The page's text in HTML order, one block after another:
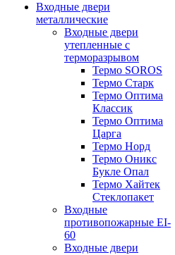
Входные двери
металлические
Входные двери
утепленные с
терморазрывом
Термо SOROS
Термо Старк
Термо Оптима
Классик
Термо Оптима
Царга
Термо Норд
Термо Оникс
Букле Опал
Термо Хайтек
Стеклопакет
Входные
противопожарные EI-
60
Входные двери